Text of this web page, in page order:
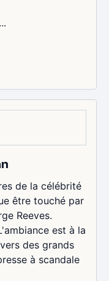
de la célébrité
être touché par
Reeves.
est à la
des grands
à scandale